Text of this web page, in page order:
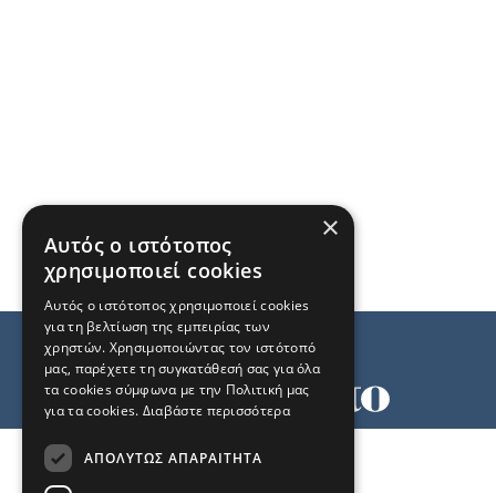
×
Αυτός ο ιστότοπος
χρησιμοποιεί cookies
Αυτός ο ιστότοπος χρησιμοποιεί cookies
για τη βελτίωση της εμπειρίας των
χρηστών. Χρησιμοποιώντας τον ιστότοπό
μας, παρέχετε τη συγκατάθεσή σας για όλα
τα cookies σύμφωνα με την Πολιτική μας
για τα cookies. Διαβάστε περισσότερα
ΑΠΟΛΎΤΩΣ ΑΠΑΡΑΊΤΗΤΑ